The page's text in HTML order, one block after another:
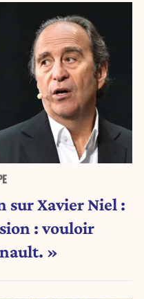
sur Xavier Niel :
: vouloir
»